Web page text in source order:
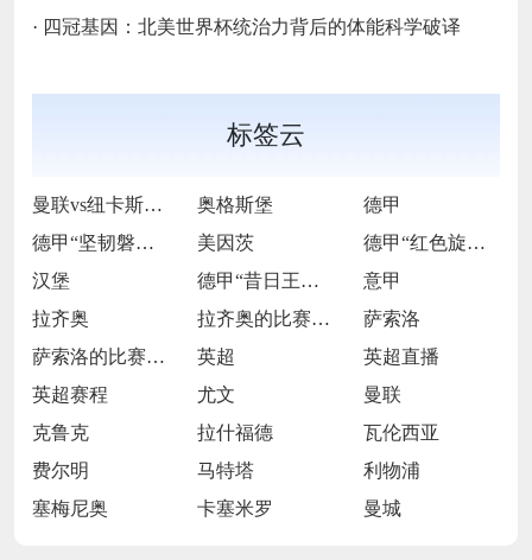
· 四冠基因：北美世界杯统治力背后的体能科学破译
标签云
曼联vs纽卡斯尔联 奥格斯堡
德甲
德甲“坚韧磐石”的逆袭逐光之旅
美因茨
德甲“红色旋风”的激情逐梦征途
汉堡
德甲“昔日王者”的跌宕复兴长卷
意甲
拉齐奥
拉齐奥的比赛之路
萨索洛
萨索洛的比赛之路
英超
英超直播
英超赛程
尤文
曼联
克鲁克
拉什福德
瓦伦西亚
费尔明
马特塔
利物浦
塞梅尼奥
卡塞米罗 曼城